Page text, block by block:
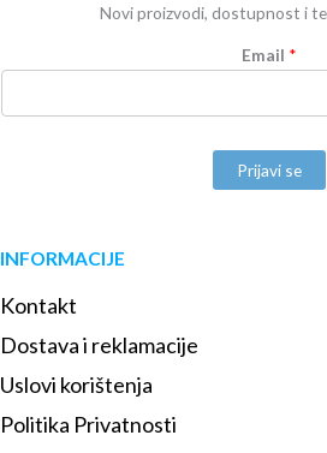
Novi proizvodi, dostupnost i
Email *
Prijavi se
INFORMACIJE
Kontakt
Dostava i reklamacije
Uslovi korištenja
Politika Privatnosti